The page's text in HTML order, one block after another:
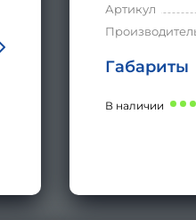
Артикул
Габариты
В наличии